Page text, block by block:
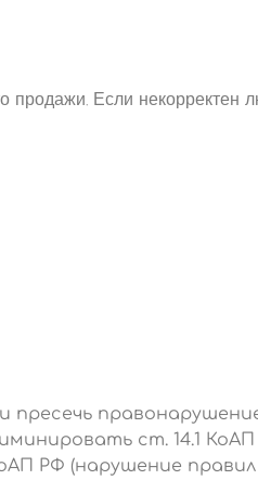
продажи. Если некорректен
пресечь
ст. 14.1 КоАП
РФ (нарушение